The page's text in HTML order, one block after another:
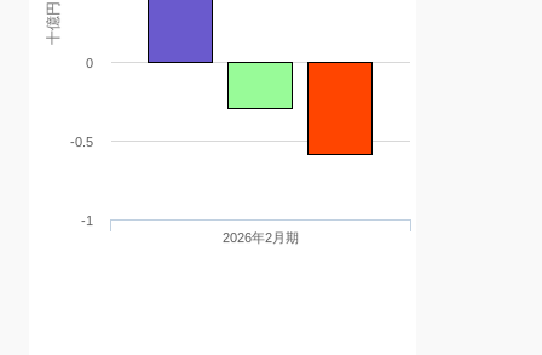
十億円
2026年2月期
-1
-0.5
0